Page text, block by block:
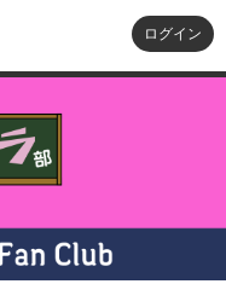
ログイン